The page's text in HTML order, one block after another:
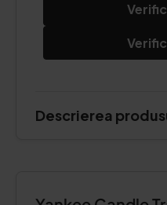
Descrierea